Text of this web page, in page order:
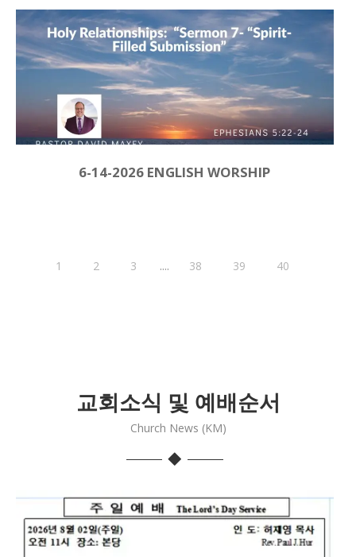
6-14-2026 ENGLISH WORSHIP
1 2 3 .... 38 39 40
교회소식 및 예배순서
Church News (KM)